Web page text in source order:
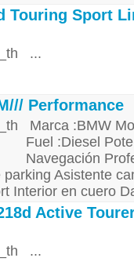
Touring Sport
...
Performance
Marca :BMW
Fuel :Diesel
Navegación
parking Asistente
Interior en cuero
Active
...